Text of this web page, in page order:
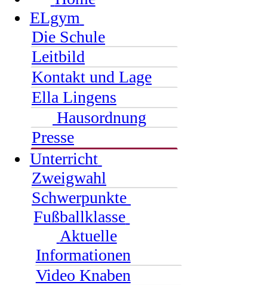
ELgym
Die Schule
Leitbild
Kontakt und Lage
Ella Lingens
Hausordnung
Presse
Unterricht
Zweigwahl
Schwerpunkte
Fußballklasse
Aktuelle
Informationen
Video Knaben